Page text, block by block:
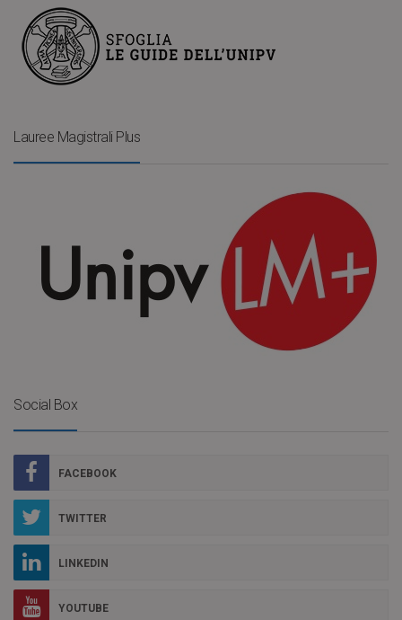
Lauree Magistrali Plus
Social Box
FACEBOOK
TWITTER
LINKEDIN
YOUTUBE